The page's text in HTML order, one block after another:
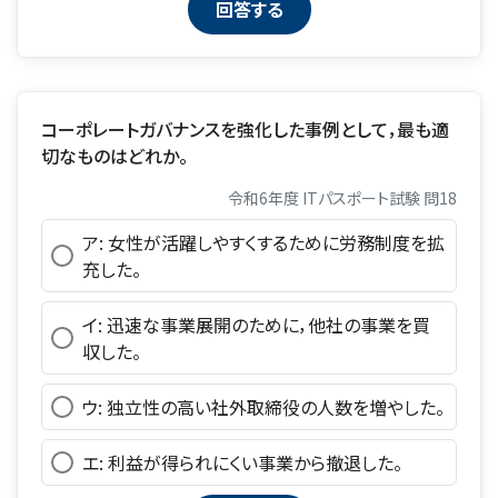
コーポレートガバナンスを強化した事例として，最も適
切なものはどれか。
令和6年度 ITパスポート試験 問18
ア: 女性が活躍しやすくするために労務制度を拡
充した。
イ: 迅速な事業展開のために，他社の事業を買
収した。
ウ: 独立性の高い社外取締役の人数を増やした。
エ: 利益が得られにくい事業から撤退した。